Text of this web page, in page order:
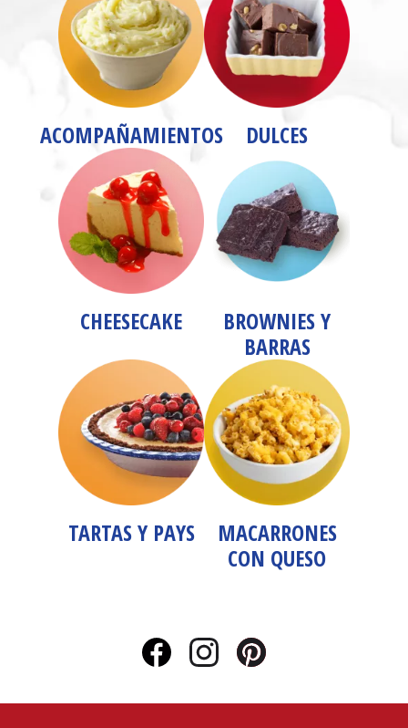
ACOMPAÑAMIENTOS DULCES
CHEESECAKE
BROWNIES Y
BARRAS
TARTAS Y PAYS
MACARRONES
CON QUESO